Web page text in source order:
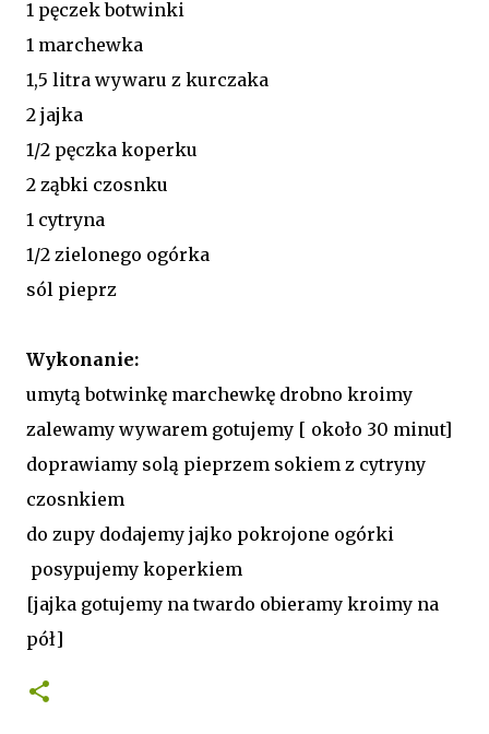
1 pęczek botwinki
1 marchewka
1,5 litra wywaru z kurczaka
2 jajka
1/2 pęczka koperku
2 ząbki czosnku
1 cytryna
1/2 zielonego ogórka
sól pieprz
Wykonanie:
umytą botwinkę marchewkę drobno kroimy
zalewamy wywarem gotujemy [ około 30 minut]
doprawiamy solą pieprzem sokiem z cytryny
czosnkiem
do zupy dodajemy jajko pokrojone ogórki
posypujemy koperkiem
[jajka gotujemy na twardo obieramy kroimy na
pół]